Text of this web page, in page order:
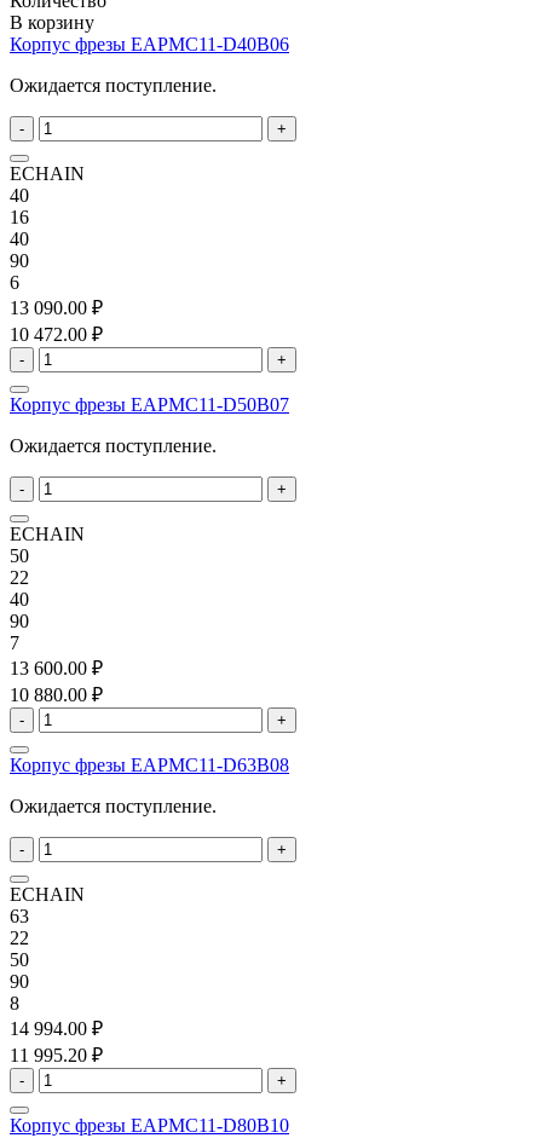
В корзину
Корпус фрезы EAPMC11-D40B06
Ожидается поступление.
- +
ECHAIN
40
16
40
90
6
13 090.00 ₽
10 472.00 ₽
- +
Корпус фрезы EAPMC11-D50B07
Ожидается поступление.
- +
ECHAIN
50
22
40
90
7
13 600.00 ₽
10 880.00 ₽
- +
Корпус фрезы EAPMC11-D63B08
Ожидается поступление.
- +
ECHAIN
63
22
50
90
8
14 994.00 ₽
11 995.20 ₽
- +
Корпус фрезы EAPMC11-D80B10